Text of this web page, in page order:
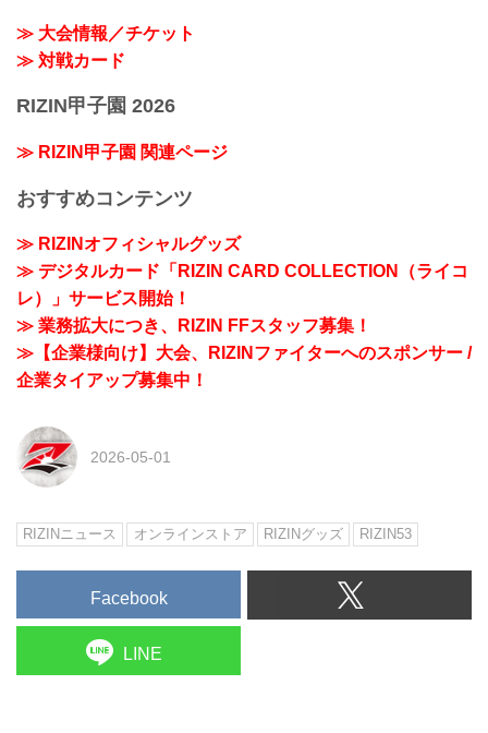
≫ 大会情報／チケット
≫ 対戦カード
RIZIN甲子園 2026
≫ RIZIN甲子園 関連ページ
おすすめコンテンツ
≫ RIZINオフィシャルグッズ
≫ デジタルカード「RIZIN CARD COLLECTION（ライコ
レ）」サービス開始！
≫ 業務拡大につき、RIZIN FFスタッフ募集！
≫【企業様向け】大会、RIZINファイターへのスポンサー /
企業タイアップ募集中！
2026-05-01
RIZINニュース オンラインストア RIZINグッズ RIZIN53
Facebook
LINE